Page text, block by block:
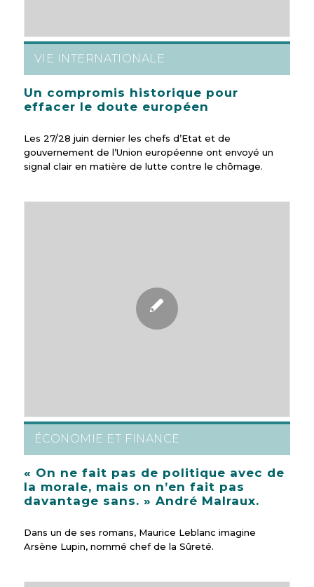
VIE INTERNATIONALE
Un compromis historique pour
effacer le doute européen
Les 27/28 juin dernier les chefs d’Etat et de
gouvernement de l’Union européenne ont envoyé un
signal clair en matière de lutte contre le chômage.
ÉCONOMIE ET FINANCE
« On ne fait pas de politique avec de
la morale, mais on n’en fait pas
davantage sans. » André Malraux.
Dans un de ses romans, Maurice Leblanc imagine
Arsène Lupin, nommé chef de la Sûreté.